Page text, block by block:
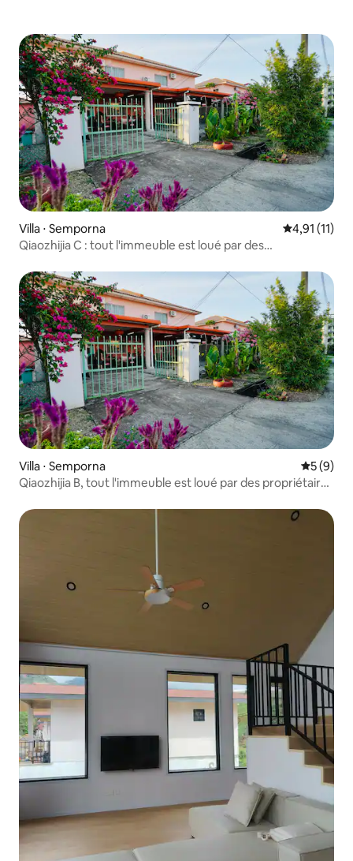
Villa ⋅ Semporna Évaluation
4,91 (11)
Qiaozhijia C : tout l'immeuble est loué par des
quai des touristes de Xinxin, des restaurants, des banques
et des supermarchés.
Villa ⋅ Semporna
5 (9)
Qiaozhijia B, tout l'immeuble est loué par des propriétaires
touristes de Xinjin, à proximité des restaurants, des
banques et des supermarchés